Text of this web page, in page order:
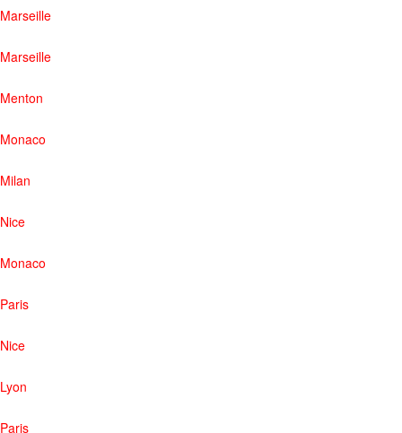
Marseille
Marseille
Menton
Monaco
Milan
Nice
Monaco
Paris
Nice
Lyon
Paris